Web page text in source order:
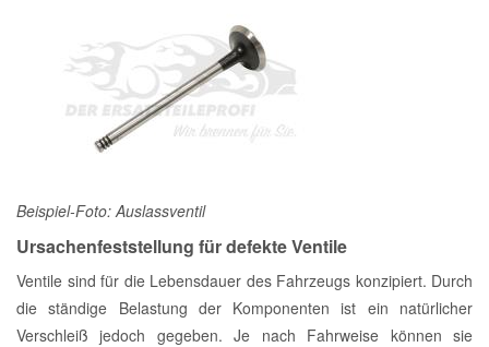
Beispiel-Foto: Auslassventil
Ursachenfeststellung für defekte Ventile
Ventile sind für die Lebensdauer des Fahrzeugs konzipiert. Durch
die ständige Belastung der Komponenten ist ein natürlicher
Verschleiß jedoch gegeben. Je nach Fahrweise können sie